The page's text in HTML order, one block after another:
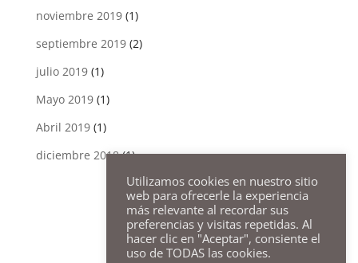
noviembre 2019(1)
septiembre 2019(2)
julio 2019(1)
Mayo 2019(1)
Abril 2019(1)
diciembre 2018(1)
Utilizamos cookies en nuestro sitio
web para ofrecerle la experiencia
más relevante al recordar sus
preferencias y visitas repetidas. Al
hacer clic en "Aceptar", consiente el
uso de TODAS las cookies.